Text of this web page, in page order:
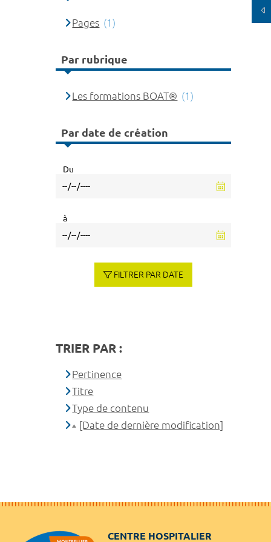
Pages (1)
Par rubrique
Les formations BOAT® (1)
Par date de création
Du
à
FILTRER PAR DATE
TRIER PAR :
Pertinence
Titre
Type de contenu
[Date de dernière modification]
CENTRE HOSPITALIER